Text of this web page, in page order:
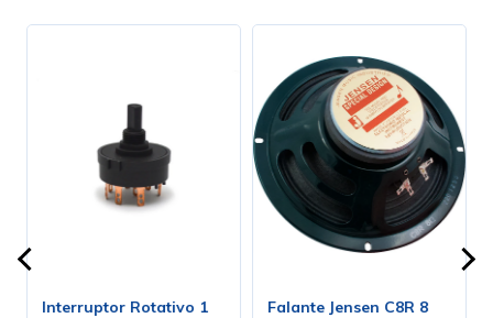
Interruptor Rotativo 1
Falante Jensen C8R 8